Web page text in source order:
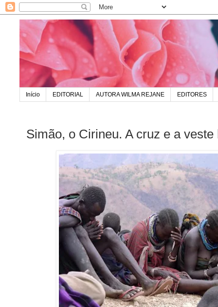
Início EDITORIAL AUTORA WILMA REJANE EDITORES
Simão, o Cirineu. A cruz e a veste